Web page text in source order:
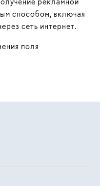
способом, включая
сеть интернет.
поля